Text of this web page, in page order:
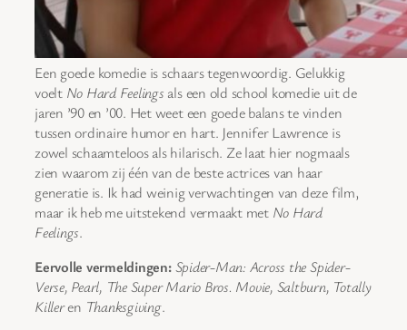
Een goede komedie is schaars tegenwoordig. Gelukkig
voelt No Hard Feelings als een old school komedie uit de
jaren ’90 en ’00. Het weet een goede balans te vinden
tussen ordinaire humor en hart. Jennifer Lawrence is
zowel schaamteloos als hilarisch. Ze laat hier nogmaals
zien waarom zij één van de beste actrices van haar
generatie is. Ik had weinig verwachtingen van deze film,
maar ik heb me uitstekend vermaakt met No Hard
Feelings.
Eervolle vermeldingen:Spider-Man: Across the Spider-
Verse, Pearl, The Super Mario Bros. Movie, Saltburn, Totally
Killeren Thanksgiving.